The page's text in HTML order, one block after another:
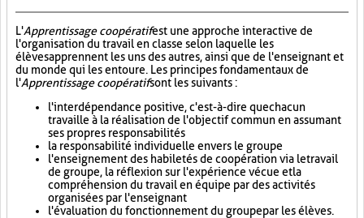
L'Apprentissage coopératifest une approche interactive de
l'organisation du travail en classe selon laquelle les
élèves apprennent les uns des autres, ainsi que de l'enseignant et
du monde qui les entoure. Les principes fondamentaux de
l'Apprentissage coopératifsont les suivants :
l'interdépendance positive, c'est-à-dire que chacun
travaille à la réalisation de l'objectif commun en assumant
ses propres responsabilités
la responsabilité individuelle envers le groupe
l'enseignement des habiletés de coopération via le travail
de groupe, la réflexion sur l'expérience vécue et la
compréhension du travail en équipe par des activités
organisées par l'enseignant
l'évaluation du fonctionnement du groupe par les élèves.